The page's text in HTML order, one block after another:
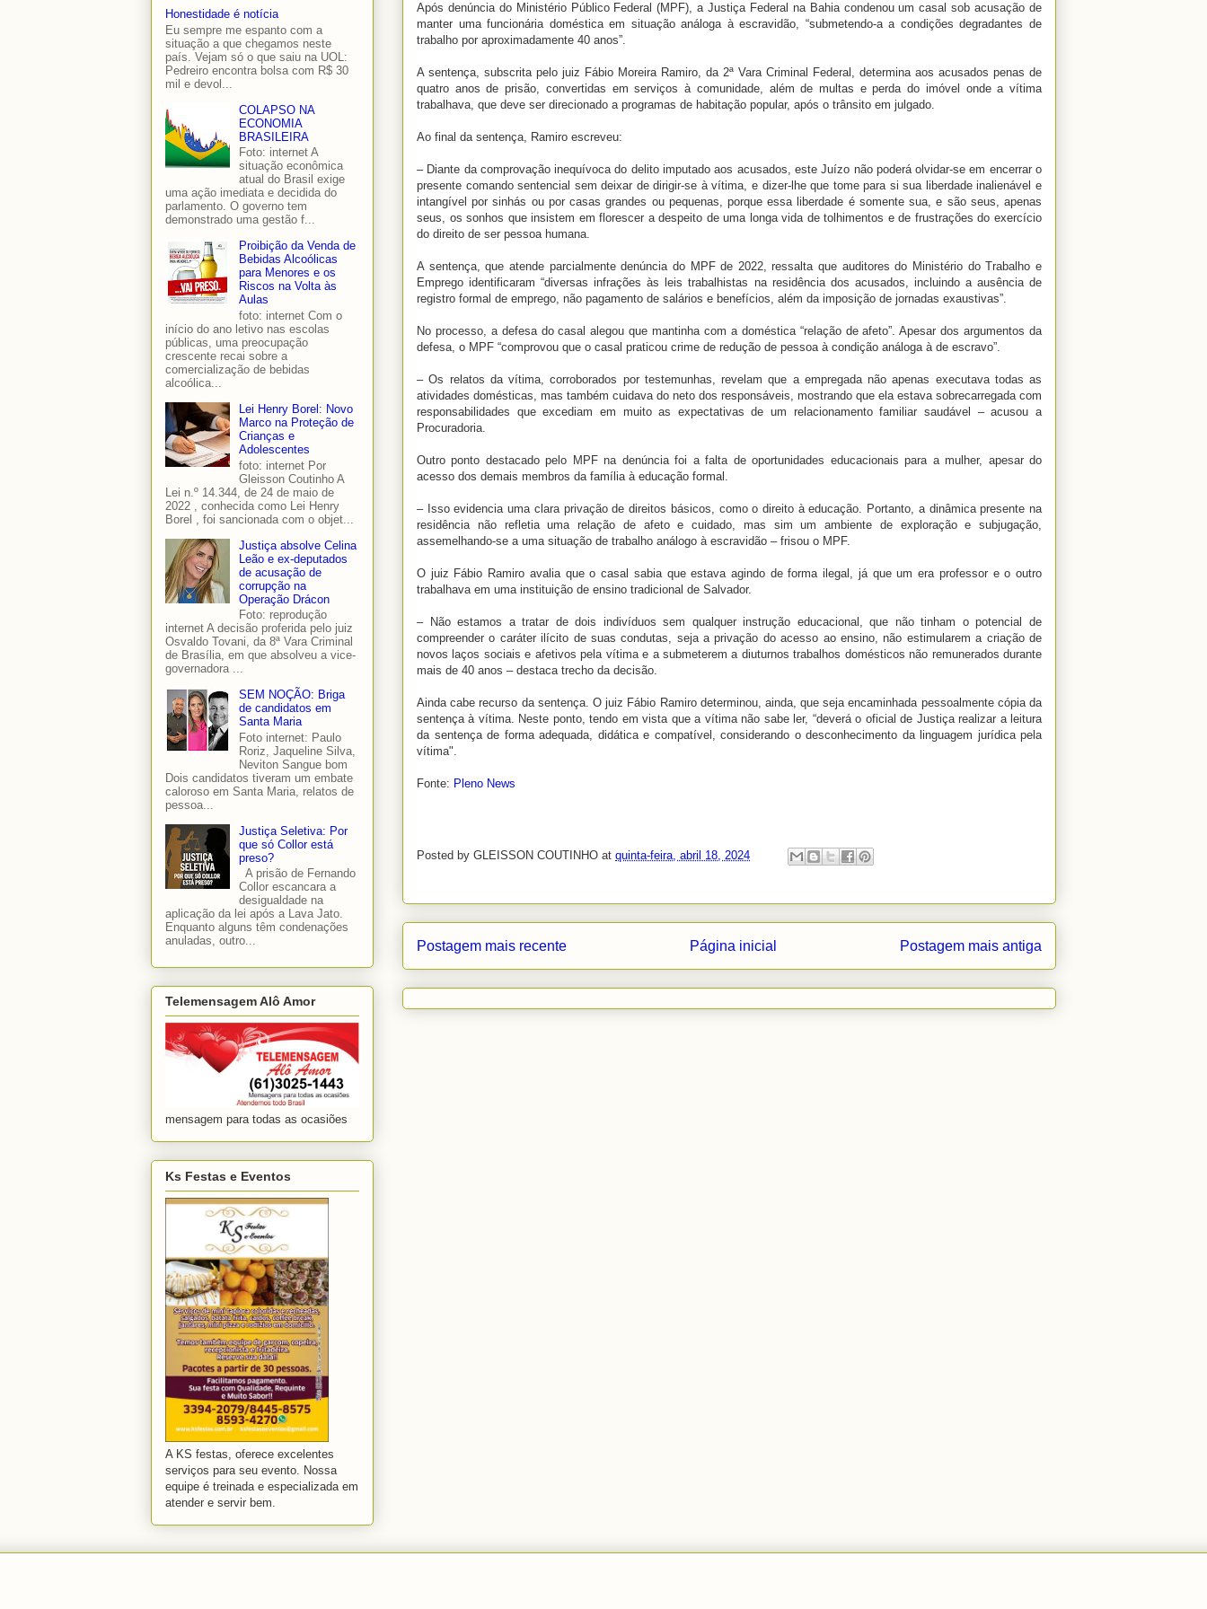
Após denúncia do Ministério Público Federal (MPF), a Justiça Federal na Bahia condenou um casal sob acusação de
manter uma funcionária doméstica em situação análoga à escravidão, “submetendo-a a condições degradantes de
trabalho por aproximadamente 40 anos”.
A sentença, subscrita pelo juiz Fábio Moreira Ramiro, da 2ª Vara Criminal Federal, determina aos acusados penas de
quatro anos de prisão, convertidas em serviços à comunidade, além de multas e perda do imóvel onde a vítima
trabalhava, que deve ser direcionado a programas de habitação popular, após o trânsito em julgado.
Ao final da sentença, Ramiro escreveu:
– Diante da comprovação inequívoca do delito imputado aos acusados, este Juízo não poderá olvidar-se em encerrar o
presente comando sentencial sem deixar de dirigir-se à vítima, e dizer-lhe que tome para si sua liberdade inalienável e
intangível por sinhás ou por casas grandes ou pequenas, porque essa liberdade é somente sua, e são seus, apenas
seus, os sonhos que insistem em florescer a despeito de uma longa vida de tolhimentos e de frustrações do exercício
do direito de ser pessoa humana.
A sentença, que atende parcialmente denúncia do MPF de 2022, ressalta que auditores do Ministério do Trabalho e
Emprego identificaram “diversas infrações às leis trabalhistas na residência dos acusados, incluindo a ausência de
registro formal de emprego, não pagamento de salários e benefícios, além da imposição de jornadas exaustivas”.
No processo, a defesa do casal alegou que mantinha com a doméstica “relação de afeto”. Apesar dos argumentos da
defesa, o MPF “comprovou que o casal praticou crime de redução de pessoa à condição análoga à de escravo”.
– Os relatos da vítima, corroborados por testemunhas, revelam que a empregada não apenas executava todas as
atividades domésticas, mas também cuidava do neto dos responsáveis, mostrando que ela estava sobrecarregada com
responsabilidades que excediam em muito as expectativas de um relacionamento familiar saudável – acusou a
Procuradoria.
Outro ponto destacado pelo MPF na denúncia foi a falta de oportunidades educacionais para a mulher, apesar do
acesso dos demais membros da família à educação formal.
– Isso evidencia uma clara privação de direitos básicos, como o direito à educação. Portanto, a dinâmica presente na
residência não refletia uma relação de afeto e cuidado, mas sim um ambiente de exploração e subjugação,
assemelhando-se a uma situação de trabalho análogo à escravidão – frisou o MPF.
O juiz Fábio Ramiro avalia que o casal sabia que estava agindo de forma ilegal, já que um era professor e o outro
trabalhava em uma instituição de ensino tradicional de Salvador.
– Não estamos a tratar de dois indivíduos sem qualquer instrução educacional, que não tinham o potencial de
compreender o caráter ilícito de suas condutas, seja a privação do acesso ao ensino, não estimularem a criação de
novos laços sociais e afetivos pela vítima e a submeterem a diuturnos trabalhos domésticos não remunerados durante
mais de 40 anos – destaca trecho da decisão.
Ainda cabe recurso da sentença. O juiz Fábio Ramiro determinou, ainda, que seja encaminhada pessoalmente cópia da
sentença à vítima. Neste ponto, tendo em vista que a vítima não sabe ler, “deverá o oficial de Justiça realizar a leitura
da sentença de forma adequada, didática e compatível, considerando o desconhecimento da linguagem jurídica pela
vítima".
Fonte: Pleno News
Posted by GLEISSON COUTINHO at quinta-feira, abril 18, 2024
Postagem mais recente Postagem mais antiga
Página inicial
Honestidade é notícia
Eu sempre me espanto com a
situação a que chegamos neste
país. Vejam só o que saiu na UOL:
Pedreiro encontra bolsa com R$ 30
mil e devol...
COLAPSO NA
ECONOMIA
BRASILEIRA
Foto: internet A
situação econômica
atual do Brasil exige
uma ação imediata e decidida do
parlamento. O governo tem
demonstrado uma gestão f...
Proibição da Venda de
Bebidas Alcoólicas
para Menores e os
Riscos na Volta às
Aulas
foto: internet Com o
início do ano letivo nas escolas
públicas, uma preocupação
crescente recai sobre a
comercialização de bebidas
alcoólica...
Lei Henry Borel: Novo
Marco na Proteção de
Crianças e
Adolescentes
foto: internet Por
Gleisson Coutinho A
Lei n.º 14.344, de 24 de maio de
2022 , conhecida como Lei Henry
Borel , foi sancionada com o objet...
Justiça absolve Celina
Leão e ex-deputados
de acusação de
corrupção na
Operação Drácon
Foto: reprodução
internet A decisão proferida pelo juiz
Osvaldo Tovani, da 8ª Vara Criminal
de Brasília, em que absolveu a vice-
governadora ...
SEM NOÇÃO: Briga
de candidatos em
Santa Maria
Foto internet: Paulo
Roriz, Jaqueline Silva,
Neviton Sangue bom
Dois candidatos tiveram um embate
caloroso em Santa Maria, relatos de
pessoa...
Justiça Seletiva: Por
que só Collor está
preso?
A prisão de Fernando
Collor escancara a
desigualdade na
aplicação da lei após a Lava Jato.
Enquanto alguns têm condenações
anuladas, outro...
Telemensagem Alô Amor
mensagem para todas as ocasiões
Ks Festas e Eventos
A KS festas, oferece excelentes
serviços para seu evento. Nossa
equipe é treinada e especializada em
atender e servir bem.